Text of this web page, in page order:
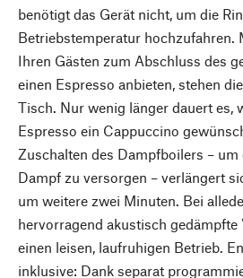
benötigt das Gerät nicht, um die
Betriebstemperatur hochzufahren.
Ihren Gästen zum Abschluss des
einen Espresso anbieten, stehen
Tisch. Nur wenig länger dauert es,
Espresso ein Cappuccino
Zuschalten des Dampfboilers –
Dampf zu versorgen – verlängert
um weitere zwei Minuten. Bei
hervorragend akustisch
einen leisen, laufruhigen Betrieb.
inklusive: Dank separat